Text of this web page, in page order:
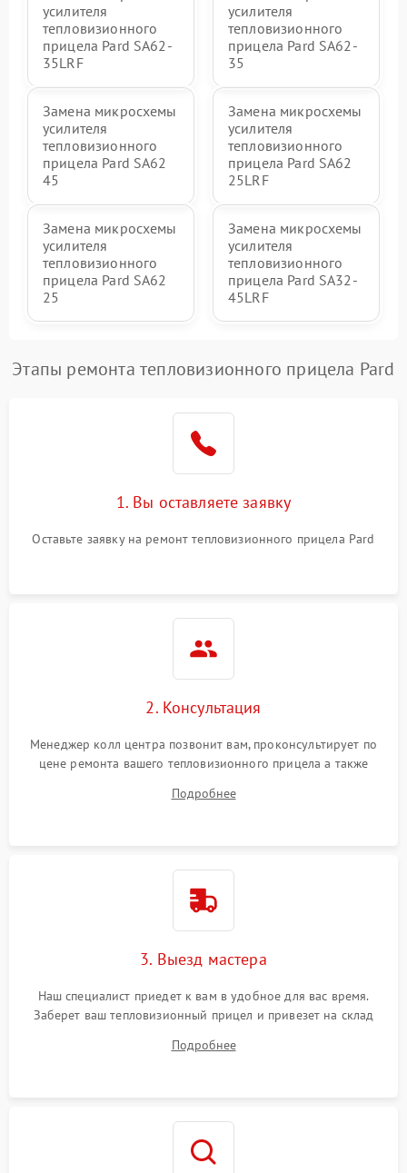
усилителя
тепловизионного
прицела Pard SA62-
35LRF
усилителя
тепловизионного
прицела Pard SA62-
35
Замена микросхемы
усилителя
тепловизионного
прицела Pard SA62
45
Замена микросхемы
усилителя
тепловизионного
прицела Pard SA62
25LRF
Замена микросхемы
усилителя
тепловизионного
прицела Pard SA62
25
Замена микросхемы
усилителя
тепловизионного
прицела Pard SA32-
45LRF
Этапы ремонта тепловизионного прицела Pard
1. Вы оставляете заявку
Оставьте заявку на ремонт тепловизионного прицела Pard
2. Консультация
Менеджер колл центра позвонит вам, проконсультирует по
цене ремонта вашего тепловизионного прицела а также
Подробнее
3. Выезд мастера
Наш специалист приедет к вам в удобное для вас время.
Заберет ваш тепловизионный прицел и привезет на склад
Подробнее